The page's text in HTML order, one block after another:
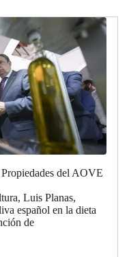
del AOVE
Luis Planas,
español en la dieta
de